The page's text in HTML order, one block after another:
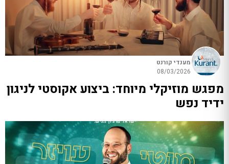
מענדי קורנט
08/03/2026
מפגש מוזיקלי מיוחד: ביצוע אקוסטי לניגון
ידיד נפש